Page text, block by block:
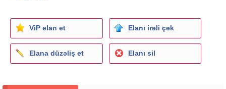
ViP elan et Elanı irəli çək
Elana düzəliş et Elanı sil